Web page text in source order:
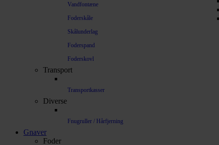
Vandfontæne
Foderskåle
Skålunderlag
Foderspand
Foderskovl
Transport
Transportkasser
Diverse
Fnugruller / Hårfjerning
Gnaver
Foder